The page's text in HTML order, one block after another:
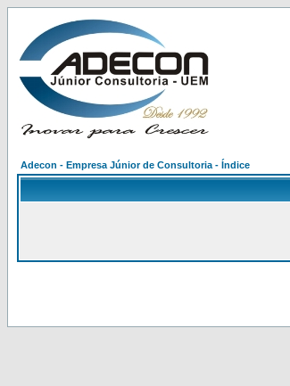
Adecon - Empresa Júnior de Consultoria - Índice